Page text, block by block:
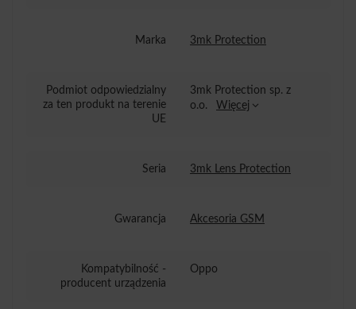
Marka 3mk Protection
Podmiot odpowiedzialny
za ten produkt na terenie
UE
3mk Protection sp. z
o.o.
Więcej
Seria 3mk Lens Protection
Gwarancja Akcesoria GSM
Kompatybilność -
producent urządzenia
Oppo